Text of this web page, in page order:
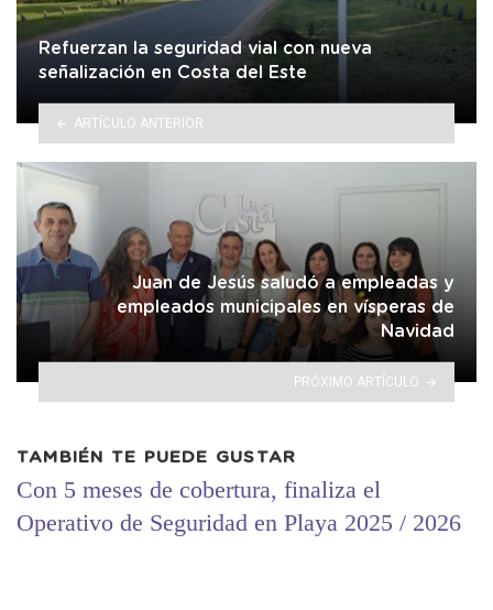
Refuerzan la seguridad vial con nueva
señalización en Costa del Este
ARTÍCULO ANTERIOR
Juan de Jesús saludó a empleadas y
empleados municipales en vísperas de
Navidad
PRÓXIMO ARTÍCULO
TAMBIÉN TE PUEDE GUSTAR
Con 5 meses de cobertura, finaliza el
Operativo de Seguridad en Playa 2025 / 2026